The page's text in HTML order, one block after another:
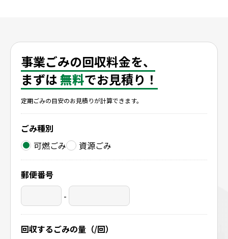
事業ごみの回収料金を、
まずは無料でお見積り！
定期ごみの目安のお見積りが計算できます。
ごみ種別
可燃ごみ
資源ごみ
郵便番号
-
回収するごみの量（/回）